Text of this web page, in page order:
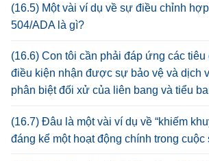
(16.5) Một vài ví dụ về sự điều chỉnh
504/ADA là gì?
(16.6) Con tôi cần phải đáp ứng các tiêu
điều kiện nhận được sự bảo vệ và dịch
phân biệt đối xử của liên bang và tiểu
(16.7) Đâu là một vài ví dụ về “khiếm
đáng kể một hoạt động chính trong cuộc